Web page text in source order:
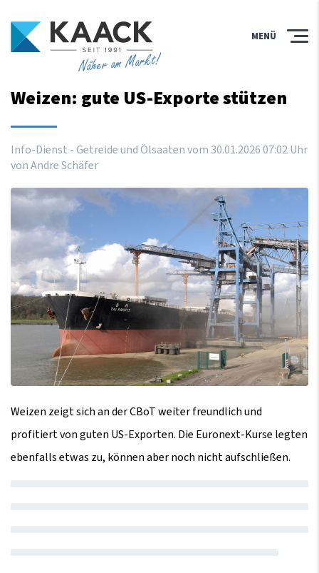
Näher am Markt!
MENÜ
Weizen: gute US-Exporte stützen
Info-Dienst - Getreide und Ölsaaten vom 30.01.202607:02Uhr
von Andre Schäfer
Weizen zeigt sich an der CBoT weiter freundlich und
profitiert von guten US-Exporten. Die Euronext-Kurse legten
ebenfalls etwas zu, können aber noch nicht aufschließen.